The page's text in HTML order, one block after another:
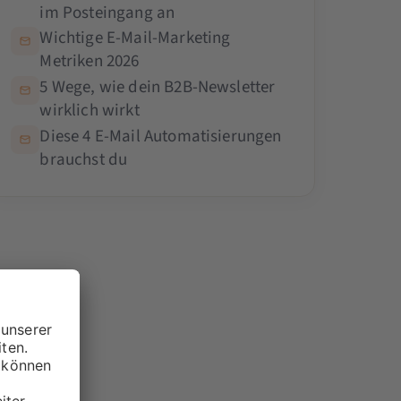
im Posteingang an
Wichtige E-Mail-Marketing
Metriken 2026
5 Wege, wie dein B2B-Newsletter
wirklich wirkt
Diese 4 E-Mail Automatisierungen
brauchst du